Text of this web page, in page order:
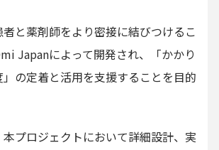
と薬剤師をより密接に結びつけるこ
Japanによって開発され、「かかり
の定着と活用を支援することを目的
プロジェクトにおいて詳細設計、実